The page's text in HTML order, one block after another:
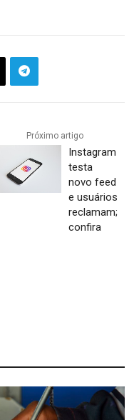
Próximo artigo
Instagram
testa
novo feed
e usuários
reclamam;
confira